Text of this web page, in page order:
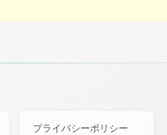
プライバシーポリシー